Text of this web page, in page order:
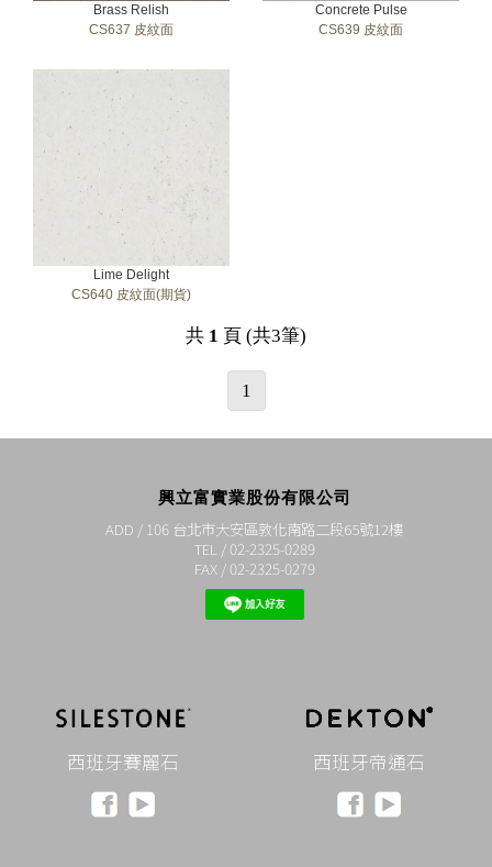
Brass Relish
CS637 皮紋面
Concrete Pulse
CS639 皮紋面
Lime Delight
CS640 皮紋面(期貨)
共 1 頁 (共3筆)
1
興立富實業股份有限公司
ADD / 106 台北市大安區敦化南路二段65號12樓
TEL / 02-2325-0289
FAX / 02-2325-0279
西班牙賽麗石 西班牙帝通石